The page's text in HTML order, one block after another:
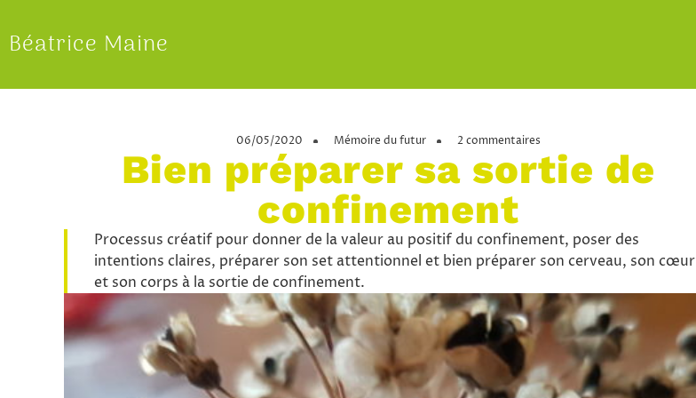
Béatrice Maine
06/05/2020 Mémoire du futur 2 commentaires
Bien préparer sa sortie de
confinement
Processus créatif pour donner de la valeur au positif du confinement, poser des
intentions claires, préparer son set attentionnel et bien préparer son cerveau, son cœur
et son corps à la sortie de confinement.